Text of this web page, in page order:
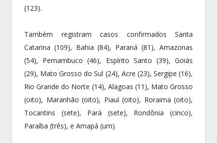
(123).
Também registram casos confirmados Santa
Catarina (109), Bahia (84), Paraná (81), Amazonas
(54), Pernambuco (46), Espírito Santo (39), Goiás
(29), Mato Grosso do Sul (24), Acre (23), Sergipe (16),
Rio Grande do Norte (14), Alagoas (11), Mato Grosso
(oito), Maranhão (oito), Piauí (oito), Roraima (oito),
Tocantins (sete), Pará (sete), Rondônia (cinco),
Paraíba (três), e Amapá (um).